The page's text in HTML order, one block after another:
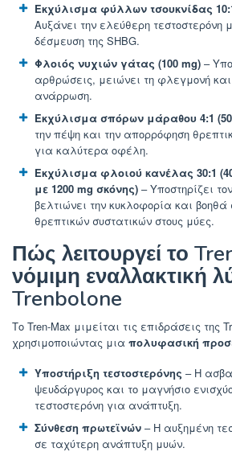
Εκχύλισμα φύλλων τσουκνίδας
Αυξάνει την ελεύθερη τεστοστερόνη
δέσμευση της SHBG.
Φλοιός νυχιών γάτας (100 mg) –
αρθρώσεις, μειώνει τη φλεγμονή και
ανάρρωση.
Εκχύλισμα σπόρων μάραθου 4:1
την πέψη και την απορρόφηση
για καλύτερα οφέλη.
Εκχύλισμα φλοιού κανέλας 30:1
με 1200 mg σκόνης) – Υποστηρίζει
βελτιώνει την κυκλοφορία και
θρεπτικών συστατικών στους μύες.
Πώς λειτουργεί το
νόμιμη εναλλακτική
Trenbolone
Το Tren-Max μιμείται τις επιδράσεις της
χρησιμοποιώντας μια πολυφασική
Υποστήριξη τεστοστερόνης – Η
ψευδάργυρος και το μαγνήσιο
τεστοστερόνη για ανάπτυξη.
Σύνθεση πρωτεϊνών – Η αυξημένη
σε ταχύτερη ανάπτυξη μυών.